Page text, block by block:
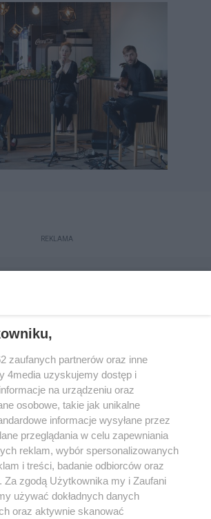
REKLAMA
Kontakt Regulamin
Dystrybucja
Polityka Prywatności
się do newslettera
ludzi najlepiej poinformowanych!
Zapisz się »
zaufanych partnerów oraz inne
4media uzyskujemy dostęp i
na urządzeniu oraz
osobowe, takie jak unikalne
informacje wysyłane przez
przeglądania w celu zapewniania
reklam, wybór spersonalizowanych
i treści, badanie odbiorców oraz
Za zgodą Użytkownika my i Zaufani
używać dokładnych danych
oraz aktywnie skanować